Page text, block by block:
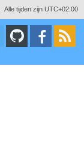
Alle tijden zijn UTC+02:00